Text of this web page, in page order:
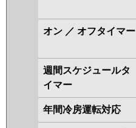
オン ／ オフタイマー
週間スケジュールタ
イマー
年間冷房運転対応